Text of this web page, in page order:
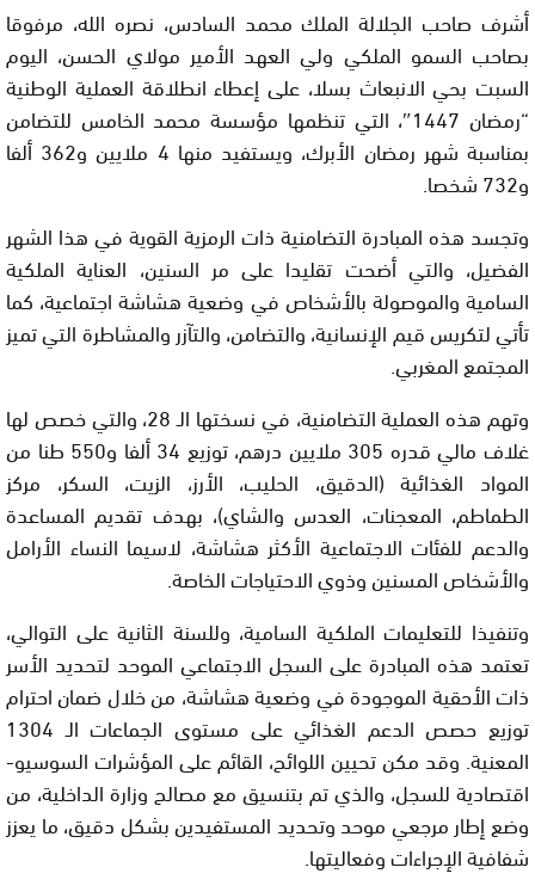
أشرف صاحب الجلالة الملك محمد السادس، نصره الله، مرفوقا
بصاحب السمو الملكي ولي العهد الأمير مولاي الحسن، اليوم
السبت بحي الانبعاث بسلا، على إعطاء انطلاقة العملية الوطنية
“رمضان 1447″، التي تنظمها مؤسسة محمد الخامس للتضامن
بمناسبة شهر رمضان الأبرك، ويستفيد منها 4 ملايين و362 ألفا
و732 شخصا.
وتجسد هذه المبادرة التضامنية ذات الرمزية القوية في هذا الشهر
الفضيل، والتي أضحت تقليدا على مر السنين، العناية الملكية
السامية والموصولة بالأشخاص في وضعية هشاشة اجتماعية، كما
تأتي لتكريس قيم الإنسانية، والتضامن، والتآزر والمشاطرة التي تميز
المجتمع المغربي.
وتهم هذه العملية التضامنية، في نسختها الـ 28، والتي خصص لها
غلاف مالي قدره 305 ملايين درهم، توزيع 34 ألفا و550 طنا من
المواد الغذائية (الدقيق، الحليب، الأرز، الزيت، السكر، مركز
الطماطم، المعجنات، العدس والشاي)، بهدف تقديم المساعدة
والدعم للفئات الاجتماعية الأكثر هشاشة، لاسيما النساء الأرامل
والأشخاص المسنين وذوي الاحتياجات الخاصة.
وتنفيذا للتعليمات الملكية السامية، وللسنة الثانية على التوالي،
تعتمد هذه المبادرة على السجل الاجتماعي الموحد لتحديد الأسر
ذات الأحقية الموجودة في وضعية هشاشة، من خلال ضمان احترام
توزيع حصص الدعم الغذائي على مستوى الجماعات الـ 1304
المعنية. وقد مكن تحيين اللوائح، القائم على المؤشرات السوسيو-
اقتصادية للسجل، والذي تم بتنسيق مع مصالح وزارة الداخلية، من
وضع إطار مرجعي موحد وتحديد المستفيدين بشكل دقيق، ما يعزز
شفافية الإجراءات وفعاليتها.